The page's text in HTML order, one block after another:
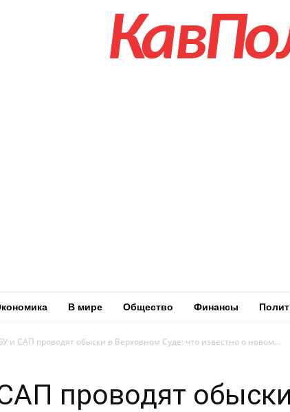
В мире Общество Финансы
и САП проводят обыски в Верховном Суде: что известно о новом...
проводят